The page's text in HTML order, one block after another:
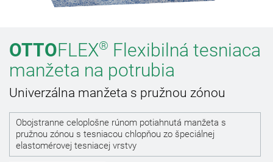
OTTOFLEX® Flexibilná tesniaca
manžeta na potrubia
Univerzálna manžeta s pružnou zónou
Obojstranne celoplošne rúnom potiahnutá manžeta s
pružnou zónou s tesniacou chlopňou zo špeciálnej
elastomérovej tesniacej vrstvy